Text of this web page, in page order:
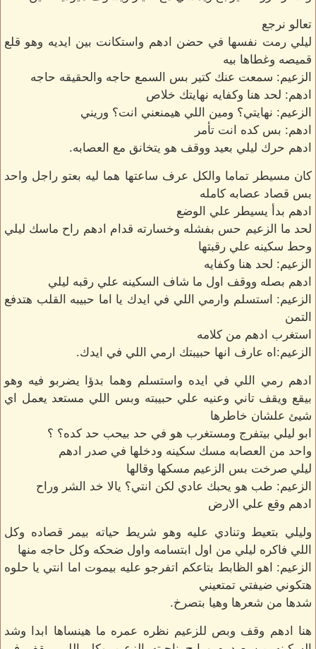
تعالو نرجع
ليلي رمت نفسها في حضن ادهم واستكانت بين ايديه وهو قلع
قميصه وغطاها بيه
الزعيم: سمعت عنك كتير بس السمع حاجه والحقيقه حاجه
ادهم: لحد هنا وكفايه نهايتك خلاص
الزعيم: نهايتي؟ ومين اللي هيمنعني انت؟ وريني
ادهم: بس كده انت تأمر
ادهم حرك ليلي بعيد ووقف هو يتخانق مع العصابه.
كان مسيطر تماما والكل عرف ساعتها هما ليه بعتو راجل واحد
بس قصاد عصابه كامله
ادهم بدأ يسيطر علي الوضع
لحد ما الزعيم حس بفشله وخسارته قدام ادهم راح ماسك ليلي
وحط سكينه علي رقبتها
الزعيم: لحد هنا وكفايه
ادهم بصله ووقف اول ما شاف السكينه علي رقبه ليلي
الزعيم: استسلم وارمي اللي في ايدك يا اما حبيبه القلب هتدفع
التمن
استغرب ادهم من كلامه
الزعيم:اه عارف انها حبيبتك ارمي اللي في ايدك.
ادهم رمي اللي في ايده واستسلم وهما بدؤا يضربو فيه وهو
بيقع ويقف تاني وعنيه علي حبيبته وبس اللي مستعد يعمل اي
شيئ علشان خاطرها
ابو ليلي بيتفرج ومستغرب هو في حد بيحب حد كده؟ ؟
واحد من العصابه مسك سكينه ودخلها في صدر ادهم
ليلي صرخت بس الزعيم مسكها وقالها
الزعيم: طب هو يحبك عادي لكن انتي؟ يالا خد الشر وراح
ادهم وقع علي الارض
وليلي بتعيط وتنادي عليه وهو شريط حياته بيمر قصاده وكل
اللي فاكره ليلي من اول ابتسامه واول ضحكه وكل حاجه منها
الزعيم: اهو الظابط بتاعكم اتفرجو عليه بيموت اما انتي يا حلوه
هتكوني ضيفتي تمتعيني
شدها من شعرها وهيا بتصرخ.
هنا ادهم وقف وبص للزعيم نظره عمره ما هينساها ابدا وشد